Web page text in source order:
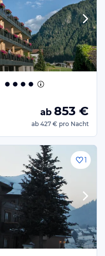
ab 853 €
ab 427 € pro Nacht
1